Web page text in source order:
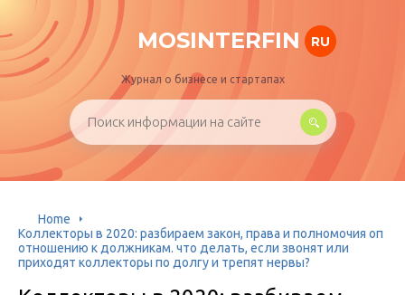
MOSINTERFIN RU
Журнал о бизнесе и стартапах
Home
Коллекторы в 2020: разбираем закон, права и полномочия оп
отношению к должникам. что делать, если звонят или
приходят коллекторы по долгу и трепят нервы?